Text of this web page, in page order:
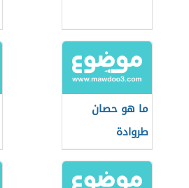
ما هو حصان
طروادة